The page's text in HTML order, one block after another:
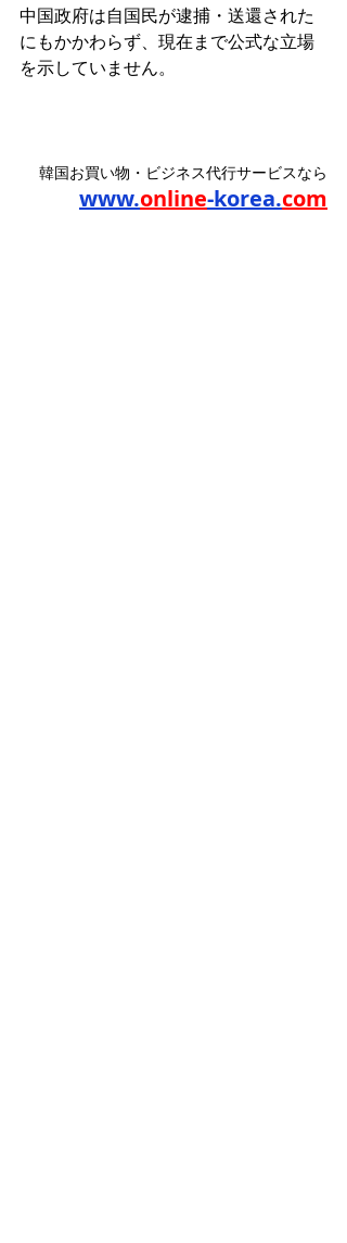
中国政府は自国民が逮捕・送還された
にもかかわらず、現在まで公式な立場
を示していません。
韓国お買い物・ビジネス代行サービスなら
www.online-korea.com